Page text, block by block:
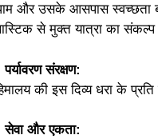
और उसके आसपास स्वच्छता
से मुक्त यात्रा का
संरक्षण:
की इस दिव्य धरा के
सेवा और एकता: